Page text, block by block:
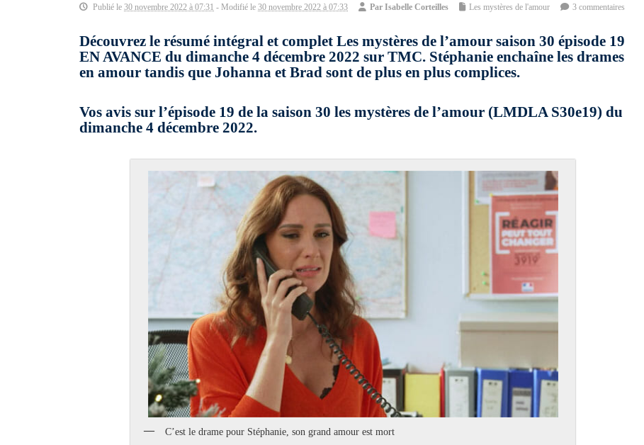
Publié le 30 novembre 2022 à 07:31 - Modifié le 30 novembre 2022 à 07:33 Par Isabelle Corteilles Les mystères de l'amour 3 commentaires
Découvrez le résumé intégral et complet Les mystères de l’amour saison 30 épisode 19
EN AVANCE du dimanche 4 décembre 2022 sur TMC. Stéphanie enchaîne les drames
en amour tandis que Johanna et Brad sont de plus en plus complices.
Vos avis sur l’épisode 19 de la saison 30 les mystères de l’amour (LMDLA S30e19) du
dimanche 4 décembre 2022.
C’est le drame pour Stéphanie, son grand amour est mort